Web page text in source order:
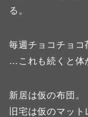
る。
毎週チョコチョコ
…これも続くと体
新居は仮の布団。
旧宅は仮のマット